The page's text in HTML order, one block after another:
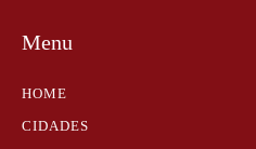
Menu
HOME
CIDADES